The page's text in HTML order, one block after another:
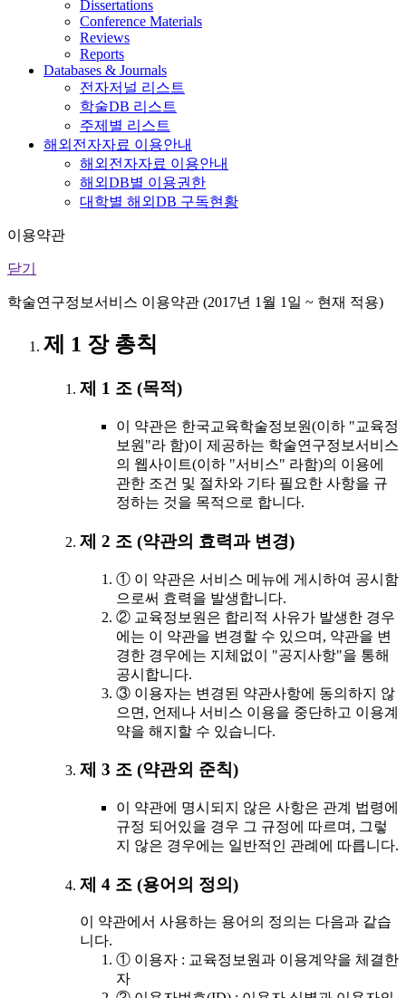
Dissertations
Conference Materials
Reviews
Reports
Databases & Journals
전자저널 리스트
학술DB 리스트
주제별 리스트
해외전자자료 이용안내
해외전자자료 이용안내
해외DB별 이용권한
대학별 해외DB 구독현황
이용약관
닫기
학술연구정보서비스 이용약관 (2017년 1월 1일 ~ 현재 적용)
제 1 장 총칙
제 1 조 (목적)
이 약관은 한국교육학술정보원(이하 "교육정
보원"라 함)이 제공하는 학술연구정보서비스
의 웹사이트(이하 "서비스" 라함)의 이용에
관한 조건 및 절차와 기타 필요한 사항을 규
정하는 것을 목적으로 합니다.
제 2 조 (약관의 효력과 변경)
① 이 약관은 서비스 메뉴에 게시하여 공시함
으로써 효력을 발생합니다.
② 교육정보원은 합리적 사유가 발생한 경우
에는 이 약관을 변경할 수 있으며, 약관을 변
경한 경우에는 지체없이 "공지사항"을 통해
공시합니다.
③ 이용자는 변경된 약관사항에 동의하지 않
으면, 언제나 서비스 이용을 중단하고 이용계
약을 해지할 수 있습니다.
제 3 조 (약관외 준칙)
이 약관에 명시되지 않은 사항은 관계 법령에
규정 되어있을 경우 그 규정에 따르며, 그렇
지 않은 경우에는 일반적인 관례에 따릅니다.
제 4 조 (용어의 정의)
이 약관에서 사용하는 용어의 정의는 다음과 같습
니다.
① 이용자 : 교육정보원과 이용계약을 체결한
자